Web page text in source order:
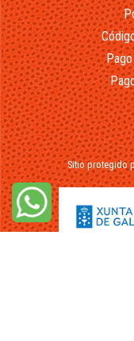
Sitio protegido